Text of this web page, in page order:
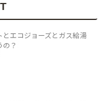
とエコジョーズとガス給湯
の？